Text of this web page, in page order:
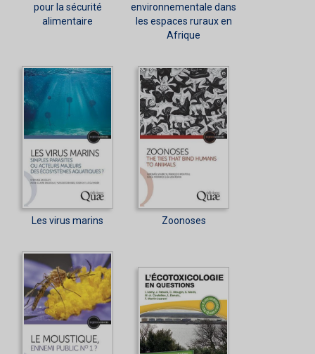
pour la sécurité
alimentaire
environnementale dans
les espaces ruraux en
Afrique
Les virus marins Zoonoses